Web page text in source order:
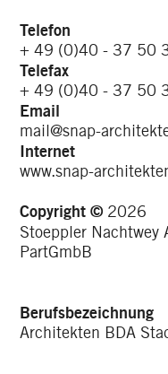
Telefon
+ 49 (0)40 - 37 50
Telefax
+ 49 (0)40 - 37 50
Email
mail@snap-
Internet
www.snap-
Copyright © 2026
Stoeppler Nachtwey
PartGmbB
Berufsbezeichnung
Architekten BDA